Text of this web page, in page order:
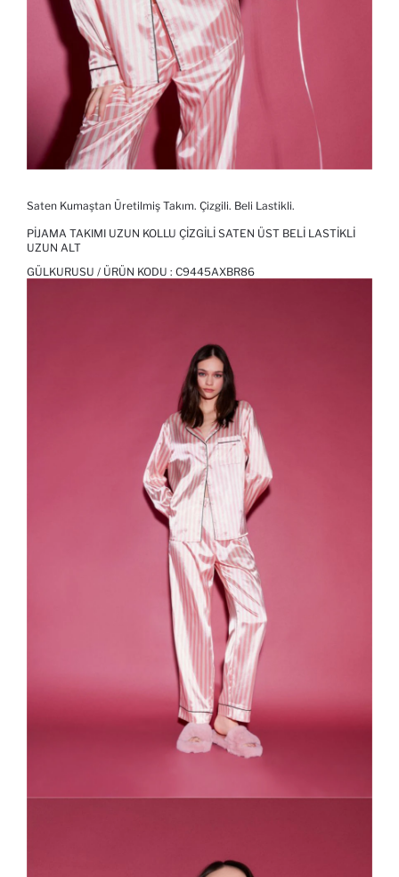
Saten Kumaştan Üretilmiş Takım. Çizgili. Beli Lastikli.
PIJAMA TAKIMI UZUN KOLLU ÇIZGILI SATEN ÜST BELI LASTIKLI
UZUN ALT
GÜLKURUSU / ÜRÜN KODU : C9445AXBR86